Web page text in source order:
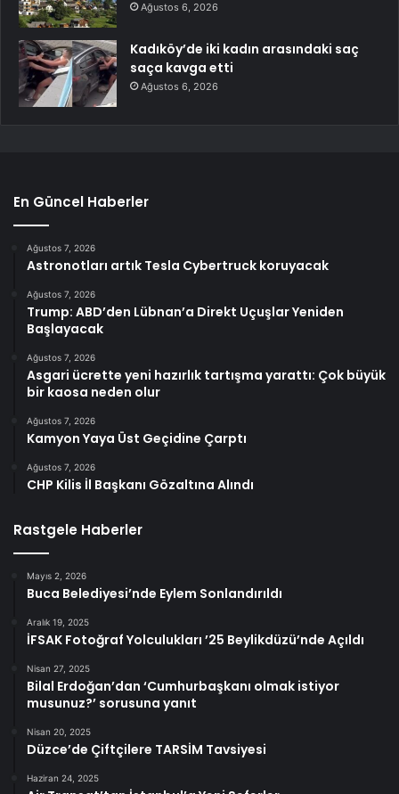
Ağustos 6, 2026
Kadıköy’de iki kadın arasındaki saç
saça kavga etti
Ağustos 6, 2026
En Güncel Haberler
Ağustos 7, 2026
Astronotları artık Tesla Cybertruck koruyacak
Ağustos 7, 2026
Trump: ABD’den Lübnan’a Direkt Uçuşlar Yeniden
Başlayacak
Ağustos 7, 2026
Asgari ücrette yeni hazırlık tartışma yarattı: Çok büyük
bir kaosa neden olur
Ağustos 7, 2026
Kamyon Yaya Üst Geçidine Çarptı
Ağustos 7, 2026
CHP Kilis İl Başkanı Gözaltına Alındı
Rastgele Haberler
Mayıs 2, 2026
Buca Belediyesi’nde Eylem Sonlandırıldı
Aralık 19, 2025
İFSAK Fotoğraf Yolculukları ’25 Beylikdüzü’nde Açıldı
Nisan 27, 2025
Bilal Erdoğan’dan ‘Cumhurbaşkanı olmak istiyor
musunuz?’ sorusuna yanıt
Nisan 20, 2025
Düzce’de Çiftçilere TARSİM Tavsiyesi
Haziran 24, 2025